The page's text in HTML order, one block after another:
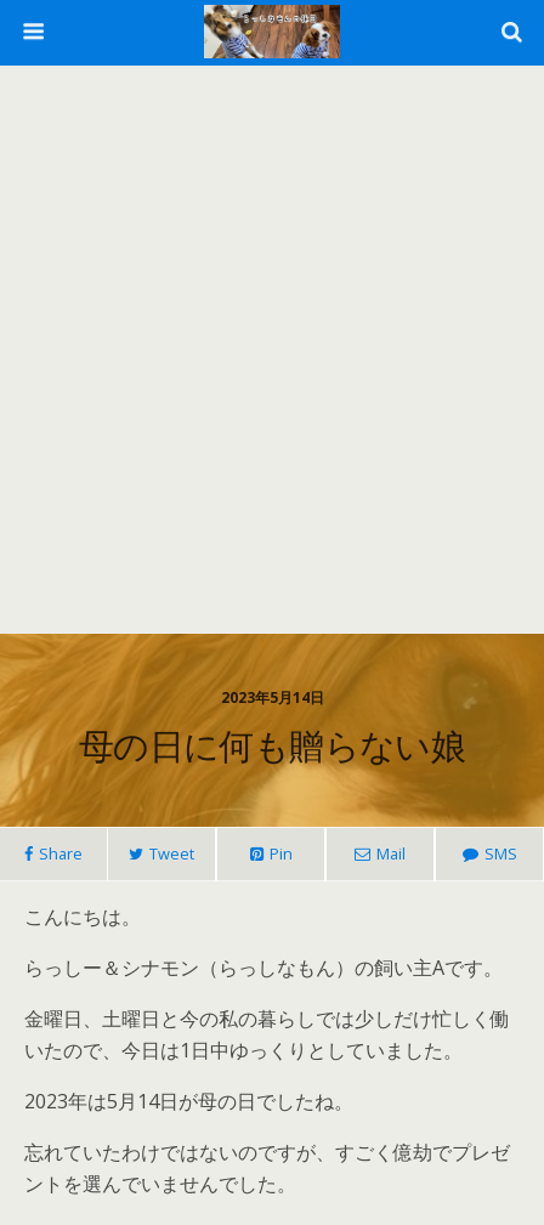
2023年5月14日
母の日に何も贈らない娘
Share Tweet Pin Mail SMS
こんにちは。
らっしー＆シナモン（らっしなもん）の飼い主Aです。
金曜日、土曜日と今の私の暮らしでは少しだけ忙しく働
いたので、今日は1日中ゆっくりとしていました。
2023年は5月14日が母の日でしたね。
忘れていたわけではないのですが、すごく億劫でプレゼ
ントを選んでいませんでした。